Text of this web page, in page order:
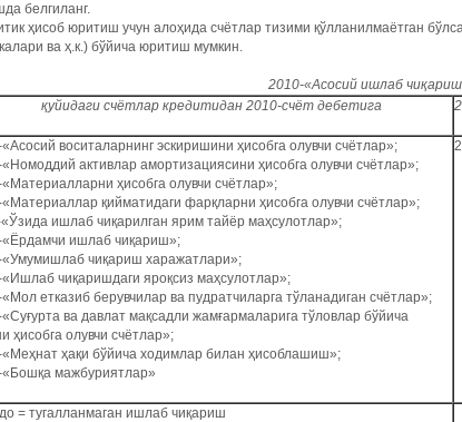
белгиланг.
ҳисоб юритиш учун алоҳида счётлар тизими қўлланилмаётган
ва ҳ.к.) бўйича юритиш мумкин.
2010-«Асосий ишлаб
қуйидаги счётлар кредитидан 2010-счёт дебетига
воситаларнинг эскиришини ҳисобга олувчи счётлар»;
активлар амортизациясини ҳисобга олувчи счётлар»;
ҳисобга олувчи счётлар»;
қийматидаги фарқларни ҳисобга олувчи счётлар»;
ишлаб чиқарилган ярим тайёр маҳсулотлар»;
ишлаб чиқариш»;
чиқариш харажатлари»;
чиқаришдаги яроқсиз маҳсулотлар»;
етказиб берувчилар ва пудратчиларга тўланадиган счётлар»;
ва давлат мақсадли жамғармаларига тўловлар бўйича
ҳисобга олувчи счётлар»;
ҳақи бўйича ходимлар билан ҳисоблашиш»;
мажбуриятлар»
= тугалланмаган ишлаб чиқариш